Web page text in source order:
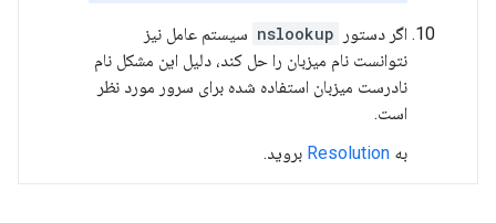
اگر دستور nslookup سیستم عامل نیز
نتوانست نام میزبان را حل کند، دلیل این مشکل نام
نادرست میزبان استفاده شده برای سرور مورد نظر
است.
به Resolution بروید.